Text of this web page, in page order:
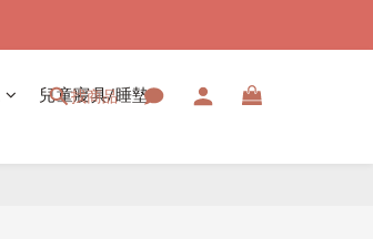
找商品
兒童寢具/睡墊